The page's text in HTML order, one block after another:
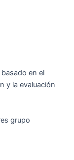
en el
y la evaluación
grupo